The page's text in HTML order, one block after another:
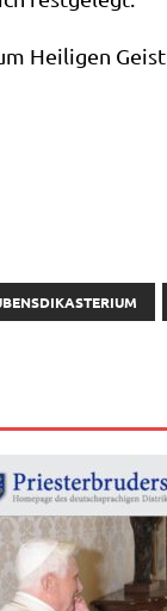
Hei­li­gen